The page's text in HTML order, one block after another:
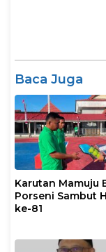
Baca Juga
Karutan Mamuju
Porseni Sambut
ke-81